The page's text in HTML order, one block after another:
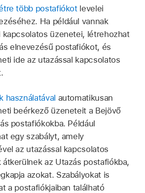
több postafiókotlevelei
Ha például vannak
kapcsolatos üzenetei, létrehozhat
elnevezésű postafiókot, és
ide az utazással kapcsolatos
használatával automatikusan
beérkező üzeneteit a Bejövő
postafiókokba. Például
egy szabályt, amely
az utazással kapcsolatos
átkerülnek az Utazás postafiókba,
azokat. Szabályokat is
a postafiókjaiban található